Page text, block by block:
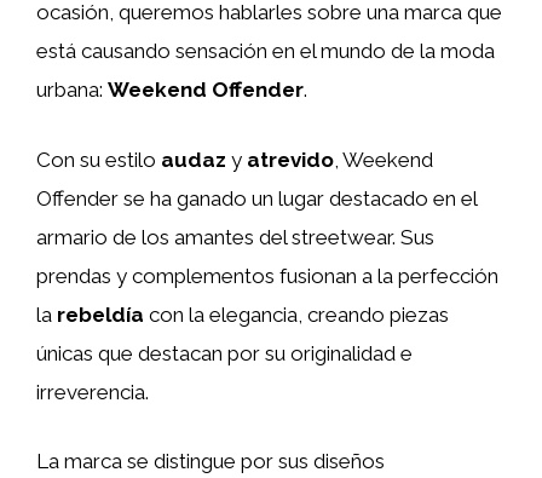
ocasión, queremos hablarles sobre una marca que
está causando sensación en el mundo de la moda
urbana: Weekend Offender.
Con su estilo audaz y atrevido , Weekend
Offender se ha ganado un lugar destacado en el
armario de los amantes del streetwear. Sus
prendas y complementos fusionan a la perfección
la rebeldía con la elegancia, creando piezas
únicas que destacan por su originalidad e
irreverencia.
La marca se distingue por sus diseños